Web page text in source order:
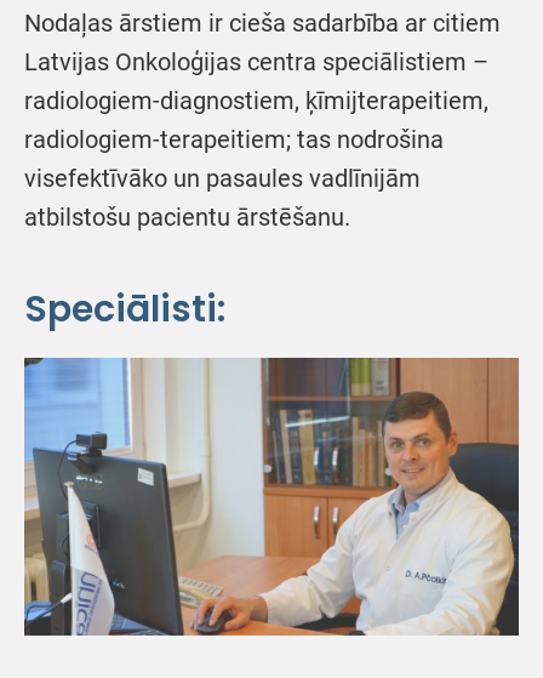
Nodaļas ārstiem ir cieša sadarbība ar citiem
Latvijas Onkoloģijas centra speciālistiem –
radiologiem-diagnostiem, ķīmijterapeitiem,
radiologiem-terapeitiem; tas nodrošina
visefektīvāko un pasaules vadlīnijām
atbilstošu pacientu ārstēšanu.
Speciālisti: